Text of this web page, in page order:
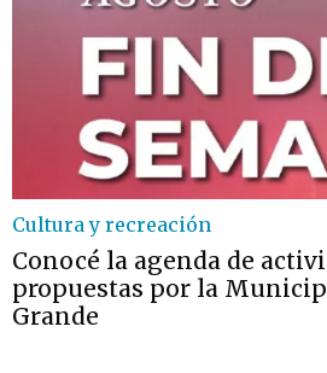
Cultura y recreación
Conocé la agenda de
propuestas por la
Grande